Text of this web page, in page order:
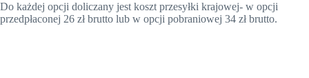
Do każdej opcji doliczany jest koszt przesyłki krajowej- w opcji
przedpłaconej 26 zł brutto lub w opcji pobraniowej 34 zł brutto.